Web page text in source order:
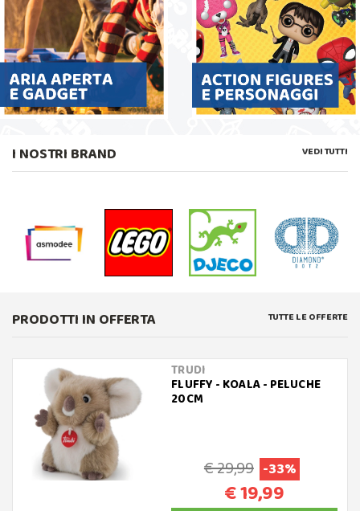
I NOSTRI BRAND VEDI TUTTI
PRODOTTI IN OFFERTA TUTTE LE OFFERTE
TRUDI
FLUFFY - KOALA - PELUCHE
20CM
€ 29,99 -33%
€ 19,99